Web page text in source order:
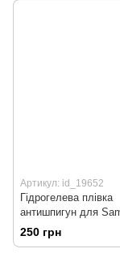
Артикул: id_19652
Гідрогелева плівка
антишпигун для
2018 (A750) захисна
протиударна Mietubl
250 грн